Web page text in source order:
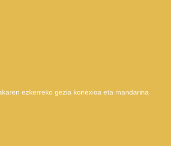
ezkerreko gezia konexioa eta mandarina